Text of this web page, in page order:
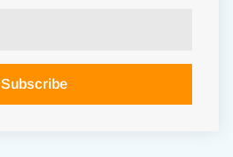
Subscribe